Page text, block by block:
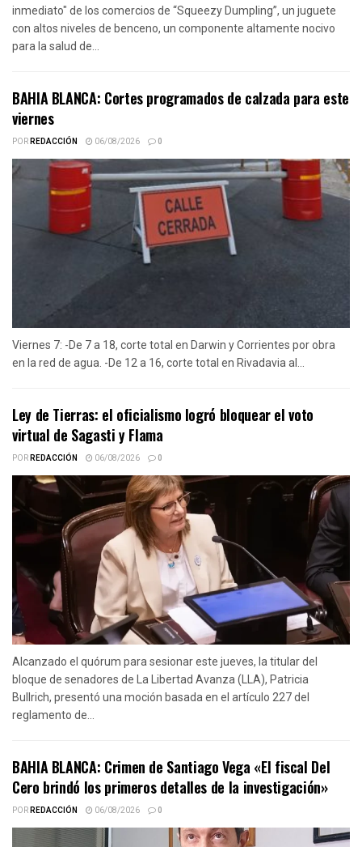
inmediato" de los comercios de “Squeezy Dumpling”, un juguete
con altos niveles de benceno, un componente altamente nocivo
para la salud de...
BAHIA BLANCA: Cortes programados de calzada para este
viernes
PORREDACCIÓN 06/08/2026 0
Viernes 7: -De 7 a 18, corte total en Darwin y Corrientes por obra
en la red de agua. -De 12 a 16, corte total en Rivadavia al...
Ley de Tierras: el oficialismo logró bloquear el voto
virtual de Sagasti y Flama
PORREDACCIÓN 06/08/2026 0
Alcanzado el quórum para sesionar este jueves, la titular del
bloque de senadores de La Libertad Avanza (LLA), Patricia
Bullrich, presentó una moción basada en el artículo 227 del
reglamento de...
BAHIA BLANCA: Crimen de Santiago Vega «El fiscal Del
Cero brindó los primeros detalles de la investigación»
PORREDACCIÓN 06/08/2026 0